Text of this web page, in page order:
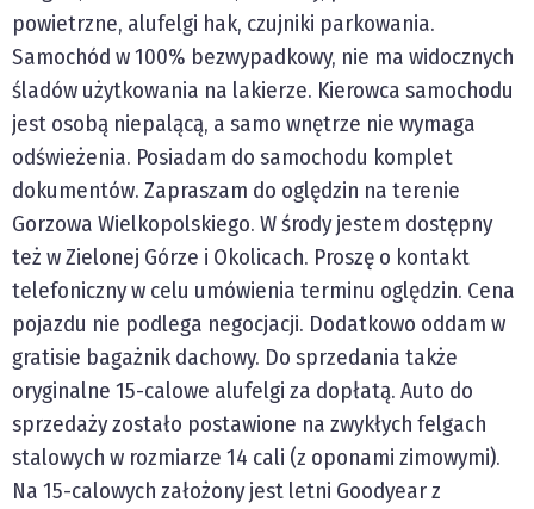
powietrzne, alufelgi hak, czujniki parkowania.
Samochód w 100% bezwypadkowy, nie ma widocznych
śladów użytkowania na lakierze. Kierowca samochodu
jest osobą niepalącą, a samo wnętrze nie wymaga
odświeżenia. Posiadam do samochodu komplet
dokumentów. Zapraszam do oględzin na terenie
Gorzowa Wielkopolskiego. W środy jestem dostępny
też w Zielonej Górze i Okolicach. Proszę o kontakt
telefoniczny w celu umówienia terminu oględzin. Cena
pojazdu nie podlega negocjacji. Dodatkowo oddam w
gratisie bagażnik dachowy. Do sprzedania także
oryginalne 15-calowe alufelgi za dopłatą. Auto do
sprzedaży zostało postawione na zwykłych felgach
stalowych w rozmiarze 14 cali (z oponami zimowymi).
Na 15-calowych założony jest letni Goodyear z